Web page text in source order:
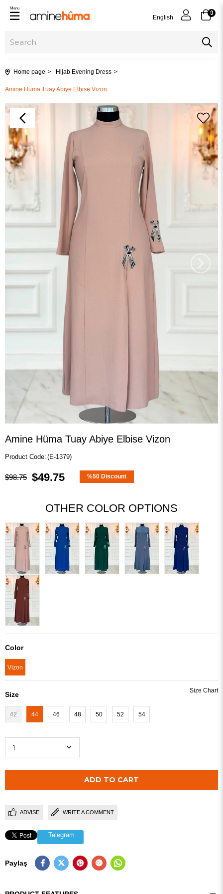
English
0
Menu
Home page Hijab Evening Dress
Amine Hüma Tuay Abiye Elbise Vizon
›
Amine Hüma Tuay Abiye Elbise Vizon
(E-1379)
$98.75 $49.75 %50 Discount
OTHER COLOR OPTIONS
Color
Vizon
Size
42 44 46 48 50 52 54
ADVISE WRITE A COMMENT
Telegram
Paylaş